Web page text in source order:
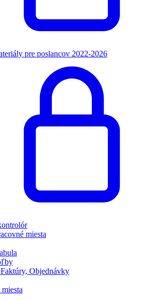
pre poslancov 2022-2026
miesta
Objednávky